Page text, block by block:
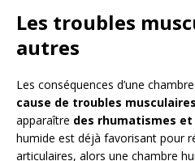
Les troubles
autres
Les conséquences d’une
cause de troubles musculaires
apparaître des rhumatismes et
humide est déjà favorisant pour
articulaires, alors une chambre